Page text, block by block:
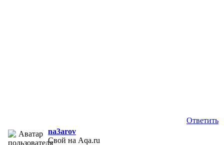
Ответить
na3arov
Свой на Aqa.ru